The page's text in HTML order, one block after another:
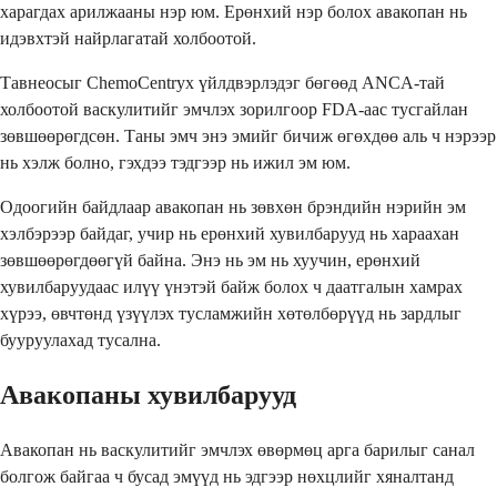
харагдах арилжааны нэр юм. Ерөнхий нэр болох авакопан нь
идэвхтэй найрлагатай холбоотой.
Тавнеосыг ChemoCentryx үйлдвэрлэдэг бөгөөд ANCA-тай
холбоотой васкулитийг эмчлэх зорилгоор FDA-аас тусгайлан
зөвшөөрөгдсөн. Таны эмч энэ эмийг бичиж өгөхдөө аль ч нэрээр
нь хэлж болно, гэхдээ тэдгээр нь ижил эм юм.
Одоогийн байдлаар авакопан нь зөвхөн брэндийн нэрийн эм
хэлбэрээр байдаг, учир нь ерөнхий хувилбарууд нь хараахан
зөвшөөрөгдөөгүй байна. Энэ нь эм нь хуучин, ерөнхий
хувилбаруудаас илүү үнэтэй байж болох ч даатгалын хамрах
хүрээ, өвчтөнд үзүүлэх тусламжийн хөтөлбөрүүд нь зардлыг
бууруулахад тусална.
Авакопаны хувилбарууд
Авакопан нь васкулитийг эмчлэх өвөрмөц арга барилыг санал
болгож байгаа ч бусад эмүүд нь эдгээр нөхцлийг хяналтанд